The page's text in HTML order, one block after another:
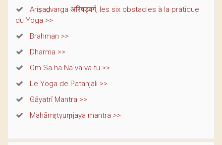
Ariṣaḍvarga अरिषड्वर्ग, les six obstacles à la pratique
du Yoga >>
Brahman >>
Dharma >>
Om Sa-ha Na-va-va-tu >>
Le Yoga de Patanjali >>
Gāyatrī Mantra >>
Mahāmṛtyuṃjaya mantra >>